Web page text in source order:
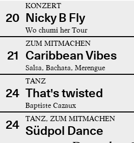
20
KONZERT
Nicky B Fly
Wo chumi her Tour
21
ZUM MITMACHEN
Caribbean Vibes
Salsa, Bachata, Merengue
24
TANZ
That's twisted
Baptiste Cazaux
24 TANZ, ZUM MITMACHEN
Südpol Dance